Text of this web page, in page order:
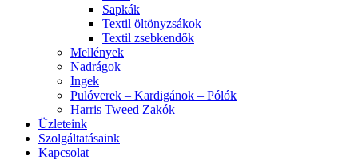
Sapkák
Textil öltönyzsákok
Textil zsebkendők
Mellények
Nadrágok
Ingek
Pulóverek – Kardigánok – Pólók
Harris Tweed Zakók
Üzleteink
Szolgáltatásaink
Kapcsolat